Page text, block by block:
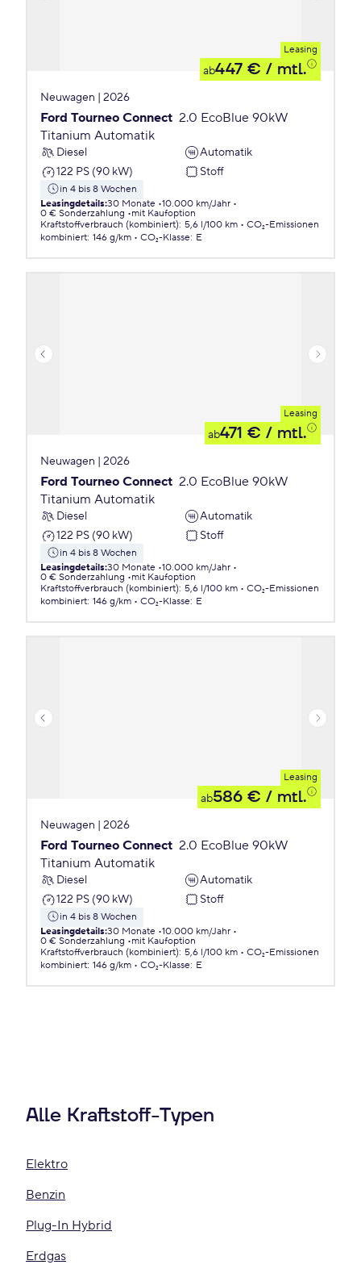
Leasing
ab447 € / mtl.
Neuwagen | 2026
Ford Tourneo Connect 2.0 EcoBlue 90kW
Titanium Automatik
Diesel
Automatik
122 PS (90 kW)
Stoff
in 4 bis 8 Wochen
Leasingdetails:30 Monate 10.000 km/Jahr
0 € Sonderzahlung
mit Kaufoption
Kraftstoffverbrauch (kombiniert): 5,6 l/100 km
CO₂-Emissionen
kombiniert: 146 g/km CO₂-Klasse: E
Leasing
ab471 € / mtl.
Neuwagen | 2026
Ford Tourneo Connect 2.0 EcoBlue 90kW
Titanium Automatik
Diesel
Automatik
122 PS (90 kW)
Stoff
in 4 bis 8 Wochen
Leasingdetails:30 Monate 10.000 km/Jahr
0 € Sonderzahlung
mit Kaufoption
Kraftstoffverbrauch (kombiniert): 5,6 l/100 km
CO₂-Emissionen
kombiniert: 146 g/km CO₂-Klasse: E
Leasing
ab586 € / mtl.
Neuwagen | 2026
Ford Tourneo Connect 2.0 EcoBlue 90kW
Titanium Automatik
Diesel
Automatik
122 PS (90 kW)
Stoff
in 4 bis 8 Wochen
Leasingdetails:30 Monate 10.000 km/Jahr
0 € Sonderzahlung
mit Kaufoption
Kraftstoffverbrauch (kombiniert): 5,6 l/100 km
CO₂-Emissionen
kombiniert: 146 g/km CO₂-Klasse: E
Alle Kraftstoff-Typen
Elektro
Benzin
Plug-In Hybrid
Erdgas